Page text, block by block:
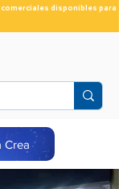
disponibles para ti
Crea